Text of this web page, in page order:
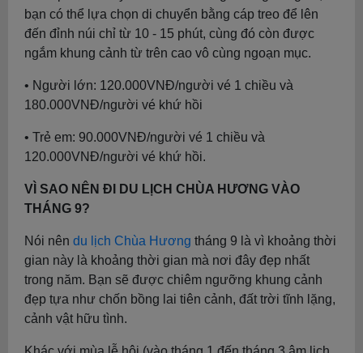
bạn có thể lựa chọn di chuyển bằng cáp treo để lên
đến đỉnh núi chỉ từ 10 - 15 phút, cùng đó còn được
ngắm khung cảnh từ trên cao vô cùng ngoạn mục.
• Người lớn: 120.000VNĐ/người vé 1 chiều và
180.000VNĐ/người vé khứ hồi
• Trẻ em: 90.000VNĐ/người vé 1 chiều và
120.000VNĐ/người vé khứ hồi.
VÌ SAO NÊN ĐI DU LỊCH CHÙA HƯƠNG VÀO
THÁNG 9?
Nói nên du lịch Chùa Hương tháng 9 là vì khoảng thời
gian này là khoảng thời gian mà nơi đây đẹp nhất
trong năm. Bạn sẽ được chiêm ngưỡng khung cảnh
đẹp tựa như chốn bồng lai tiên cảnh, đất trời tĩnh lặng,
cảnh vật hữu tình.